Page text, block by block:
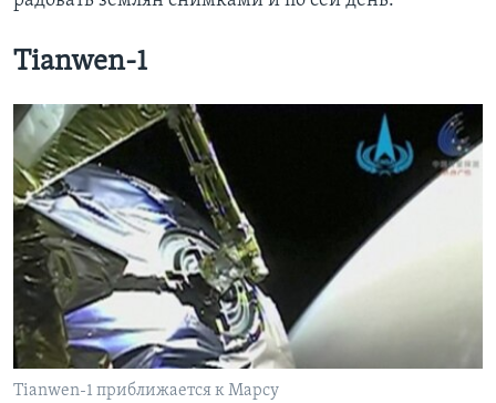
Tianwen-1
Tianwen-1 приближается к Марсу